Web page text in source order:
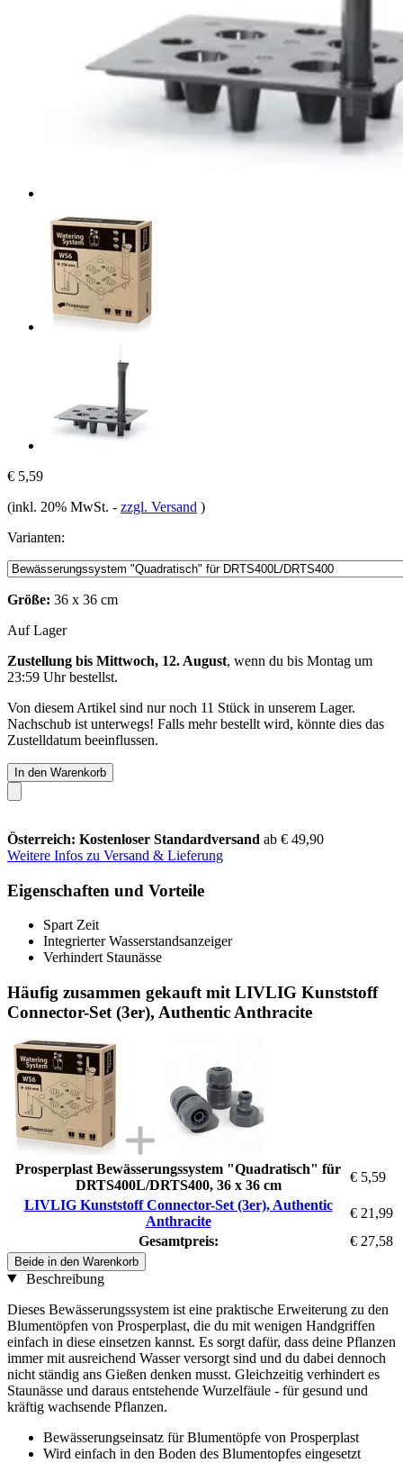
€ 5,59
(inkl. 20% MwSt. - zzgl. Versand )
Varianten:
Größe: 36 x 36 cm
Auf Lager
Zustellung bis Mittwoch, 12. August, wenn du bis Montag um
23:59 Uhrbestellst.
Von diesem Artikel sind nur noch 11 Stück in unserem Lager.
Nachschub ist unterwegs! Falls mehr bestellt wird, könnte dies das
Zustelldatum beeinflussen.
In den Warenkorb
Österreich: Kostenloser Standardversand ab € 49,90
Weitere Infos zu Versand & Lieferung
Eigenschaften und Vorteile
Spart Zeit
Integrierter Wasserstandsanzeiger
Verhindert Staunässe
Häufig zusammen gekauft mit LIVLIG Kunststoff
Connector-Set (3er), Authentic Anthracite
Prosperplast Bewässerungssystem "Quadratisch" für
DRTS400L/DRTS400, 36 x 36 cm
€ 5,59
LIVLIG Kunststoff Connector-Set (3er), Authentic
Anthracite
€ 21,99
Gesamtpreis:
€ 27,58
Beide in den Warenkorb
Beschreibung
Dieses Bewässerungssystem ist eine praktische Erweiterung zu den
Blumentöpfen von Prosperplast, die du mit wenigen Handgriffen
einfach in diese einsetzen kannst. Es sorgt dafür, dass deine Pflanzen
immer mit ausreichend Wasser versorgt sind und du dabei dennoch
nicht ständig ans Gießen denken musst. Gleichzeitig verhindert es
Staunässe und daraus entstehende Wurzelfäule - für gesund und
kräftig wachsende Pflanzen.
Bewässerungseinsatz für Blumentöpfe von Prosperplast
Wird einfach in den Boden des Blumentopfes eingesetzt